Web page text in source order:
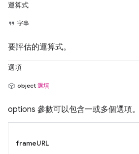
運算式
字串
要評估的運算式。
選項
object 選填
options 參數可以包含一或多個選項。
frameURL